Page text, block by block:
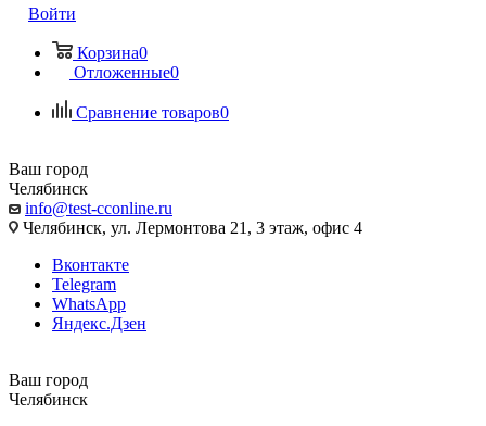
Войти
Корзина0
Отложенные0
Сравнение товаров0
Ваш город
Челябинск
info@test-cconline.ru
Челябинск, ул. Лермонтова 21, 3 этаж, офис 4
Вконтакте
Telegram
WhatsApp
Яндекс.Дзен
Ваш город
Челябинск